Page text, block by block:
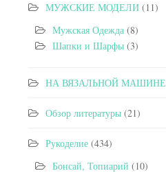
МУЖСКИЕ МОДЕЛИ (11)
Мужская Одежда (8)
Шапки и Шарфы (3)
НА ВЯЗАЛЬНОЙ МАШИНЕ
Обзор литературы (21)
Рукоделие (434)
Бонсай, Топиарий (10)